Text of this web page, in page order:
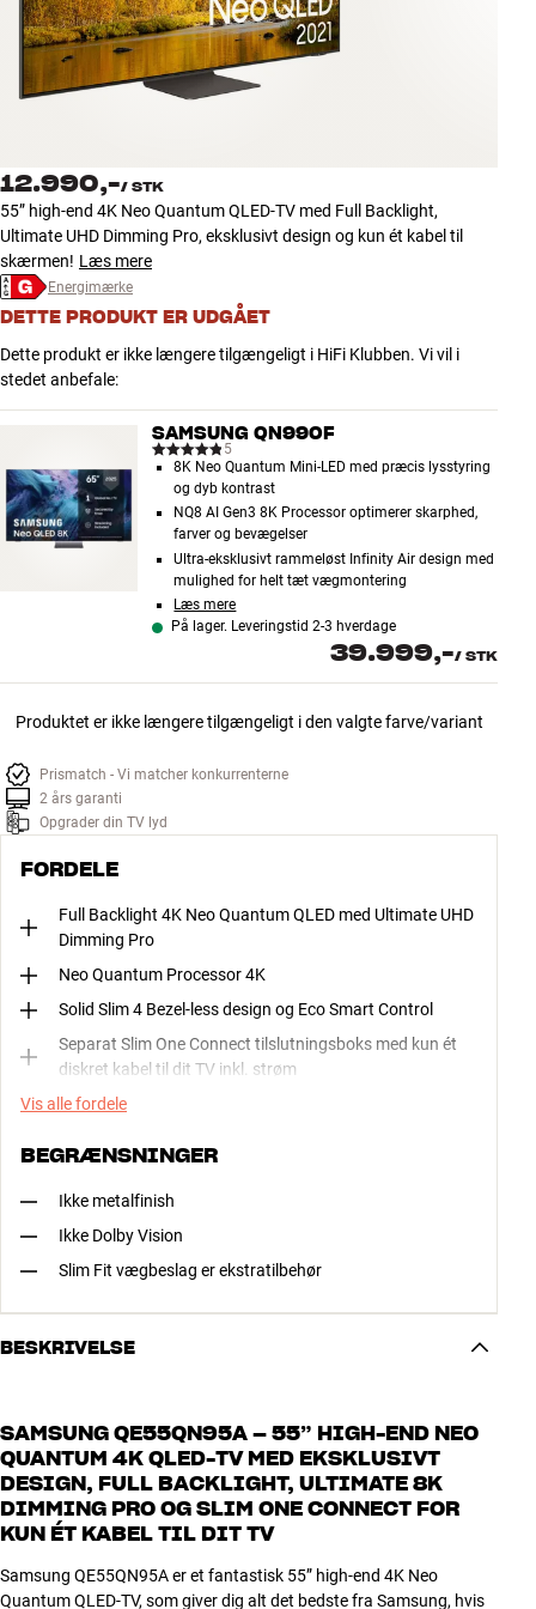
Tilbehør
INSPIRATION
NYHEDER
TILBUD
Find Butik
Kundeservice
Log ind
12.990,-/ STK
55” high-end 4K Neo Quantum QLED-TV med Full Backlight,
Ultimate UHD Dimming Pro, eksklusivt design og kun ét kabel til
skærmen! Læs mere
Energimærke
DETTE PRODUKT ER UDGÅET
Dette produkt er ikke længere tilgængeligt i HiFi Klubben. Vi vil i
stedet anbefale:
SAMSUNG QN990F
5
8K Neo Quantum Mini-LED med præcis lysstyring
og dyb kontrast
NQ8 AI Gen3 8K Processor optimerer skarphed,
farver og bevægelser
Ultra-eksklusivt rammeløst Infinity Air design med
mulighed for helt tæt vægmontering
Læs mere
På lager. Leveringstid 2-3 hverdage
39.999,-/ STK
Produktet er ikke længere tilgængeligt i den valgte farve/variant
Prismatch - Vi matcher konkurrenterne
2 års garanti
Opgrader din TV lyd
FORDELE
Full Backlight 4K Neo Quantum QLED med Ultimate UHD
Dimming Pro
Neo Quantum Processor 4K
Solid Slim 4 Bezel-less design og Eco Smart Control
Separat Slim One Connect tilslutningsboks med kun ét
diskret kabel til dit TV inkl. strøm
Vis alle fordele
BEGRÆNSNINGER
Ikke metalfinish
Ikke Dolby Vision
Slim Fit vægbeslag er ekstratilbehør
BESKRIVELSE
SAMSUNG QE55QN95A – 55” HIGH-END NEO
QUANTUM 4K QLED-TV MED EKSKLUSIVT
DESIGN, FULL BACKLIGHT, ULTIMATE 8K
DIMMING PRO OG SLIM ONE CONNECT FOR
KUN ÉT KABEL TIL DIT TV
Samsung QE55QN95A er et fantastisk 55” high-end 4K Neo
Quantum QLED-TV, som giver dig alt det bedste fra Samsung, hvis